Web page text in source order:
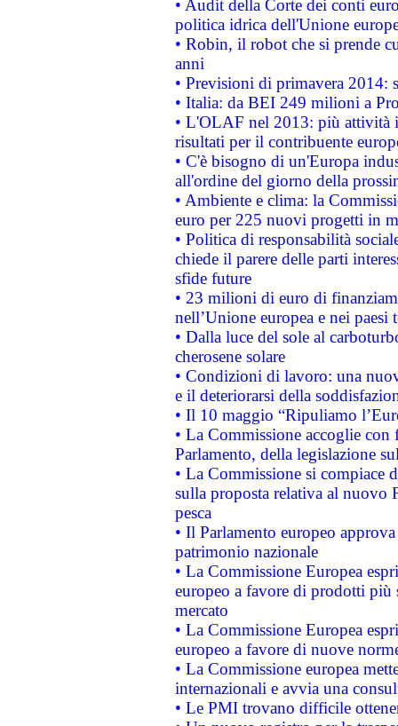
• Audit della Corte dei conti
politica idrica dell'Unione
• Robin, il robot che si prende
anni
• Previsioni di primavera 2014:
• Italia: da BEI 249 milioni a
• L'OLAF nel 2013: più attività
risultati per il contribuente
• C'è bisogno di un'Europa
all'ordine del giorno della
• Ambiente e clima: la
euro per 225 nuovi progetti in
• Politica di responsabilità
chiede il parere delle parti
sfide future
• 23 milioni di euro di
nell’Unione europea e nei paesi
• Dalla luce del sole al
cherosene solare
• Condizioni di lavoro: una
e il deteriorarsi della
• Il 10 maggio “Ripuliamo
• La Commissione accoglie
Parlamento, della legislazione
• La Commissione si compiace
sulla proposta relativa al nuovo
pesca
• Il Parlamento europeo
patrimonio nazionale
• La Commissione Europea
europeo a favore di prodotti
mercato
• La Commissione Europea
europeo a favore di nuove
• La Commissione europea
internazionali e avvia una
• Le PMI trovano difficile